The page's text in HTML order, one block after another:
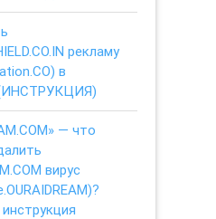
рекламу
в
(ИНСТРУКЦИЯ)
— что
вирус